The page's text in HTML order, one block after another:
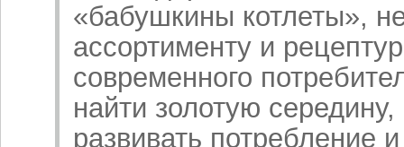
«бабушкины котлеты»,
ассортименту и
современного
найти золотую середину,
развивать потребление